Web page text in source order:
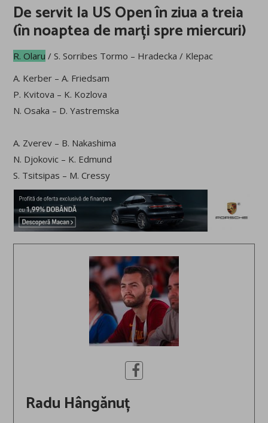
De servit la US Open în ziua a treia
(în noaptea de marți spre miercuri)
R. Olaru / S. Sorribes Tormo – Hradecka / Klepac
A. Kerber – A. Friedsam
P. Kvitova – K. Kozlova
N. Osaka – D. Yastremska
A. Zverev – B. Nakashima
N. Djokovic – K. Edmund
S. Tsitsipas – M. Cressy
Radu Hângănuț